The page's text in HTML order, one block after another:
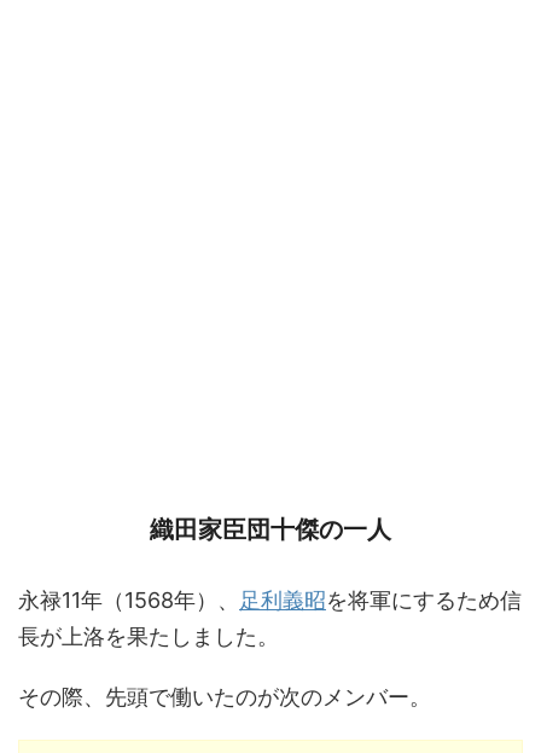
織田家臣団十傑の一人
永禄11年（1568年）、 足利義昭を将軍にするため信
長が上洛を果たしました。
その際、先頭で働いたのが次のメンバー。